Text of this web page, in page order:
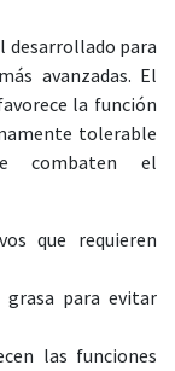
desarrollado para
avanzadas. El
la función
tolerable
combaten el
que requieren
para evitar
las funciones